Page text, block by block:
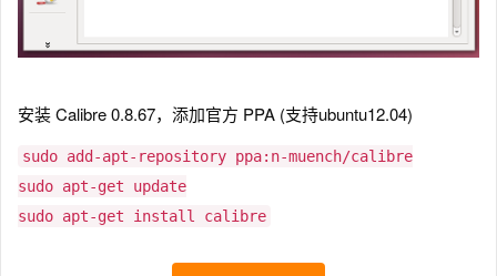
安装 Calibre 0.8.67，添加官方 PPA (支持ubuntu12.04)
sudo add-apt-repository ppa:n-muench/calibre
sudo apt-get update
sudo apt-get install calibre